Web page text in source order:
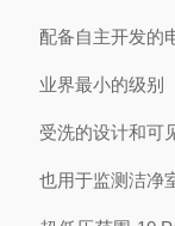
配备自主开发的
业界最小的级别
受洗的设计和可
也用于监测洁净